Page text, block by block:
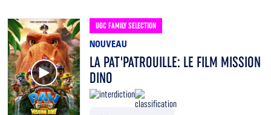
Voir la bande annonce
UGC FAMILY SELECTION
NOUVEAU
LA PAT'PATROUILLE: LE FILM MISSION
DINO